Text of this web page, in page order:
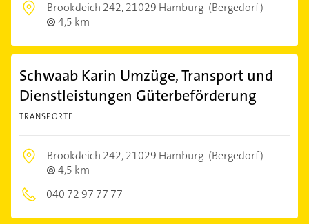
Brookdeich 242,21029 Hamburg (Bergedorf)
4,5 km
Schwaab Karin Umzüge, Transport und
Dienstleistungen Güterbeförderung
TRANSPORTE
Brookdeich 242,21029 Hamburg (Bergedorf)
4,5 km
040 72 97 77 77